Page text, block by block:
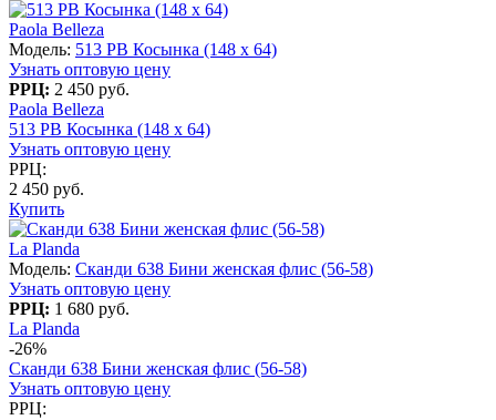
Paola Belleza
Модель: 513 PB Косынка (148 x 64)
Узнать оптовую цену
РРЦ: 2 450 руб.
Paola Belleza
513 PB Косынка (148 x 64)
Узнать оптовую цену
РРЦ:
2 450 руб.
Купить
La Planda
Модель: Сканди 638 Бини женская флис (56-58)
Узнать оптовую цену
РРЦ: 1 680 руб.
La Planda
-26%
Сканди 638 Бини женская флис (56-58)
Узнать оптовую цену
РРЦ: